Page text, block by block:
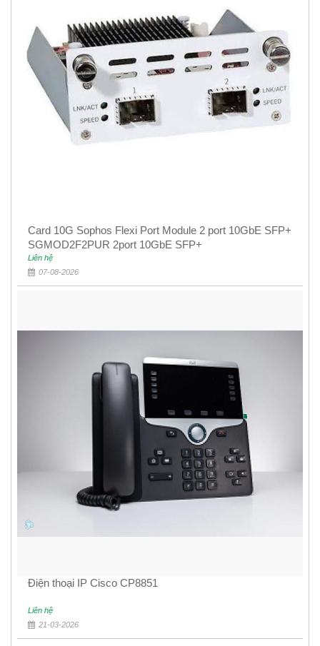
Card 10G Sophos Flexi Port Module 2 port 10GbE SFP+
SGMOD2F2PUR 2port 10GbE SFP+
Liên hệ
07-08-2026
Điện thoại IP Cisco CP8851
Liên hệ
21-03-2026